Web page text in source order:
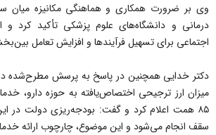
وی بر ضرورت همکاری و هماهنگی مکانیزه میان
درمانی و دانشگاه‌های علوم پزشکی تأکید کرد و
اجتماعی برای تسهیل فرآیندها و افزایش تعامل
دکتر خدایی همچنین در پاسخ به پرسش
میزان ارز ترجیحی اختصاص‌یافته به حوزه دارو،
۸۵ همت اعلام کرد و گفت: بودجه‌ریزی دولت در
سقف انجام می‌شود و این موضوع، چارچوب ارائه